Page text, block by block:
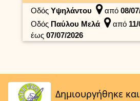
Οδός Υψηλάντου από 08/
Οδός Παύλου Μελά από
έως 07/07/2026
Δημιουργήθηκε